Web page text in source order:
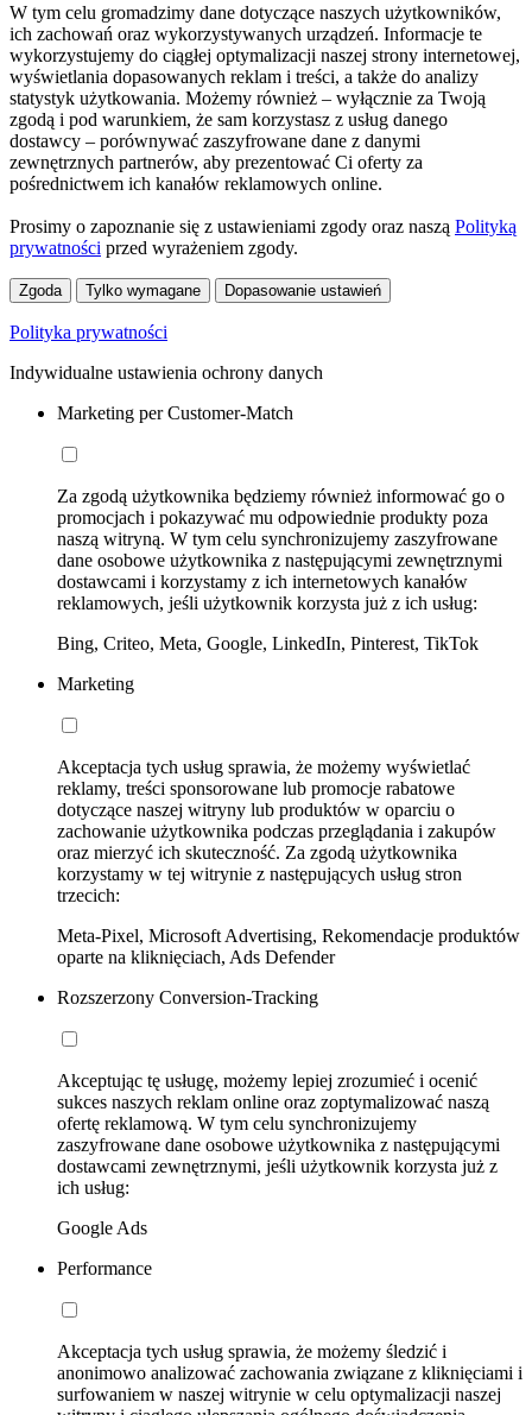
W tym celu gromadzimy dane dotyczące naszych użytkowników,
ich zachowań oraz wykorzystywanych urządzeń. Informacje te
wykorzystujemy do ciągłej optymalizacji naszej strony internetowej,
wyświetlania dopasowanych reklam i treści, a także do analizy
statystyk użytkowania. Możemy również – wyłącznie za Twoją
zgodą i pod warunkiem, że sam korzystasz z usług danego
dostawcy – porównywać zaszyfrowane dane z danymi
zewnętrznych partnerów, aby prezentować Ci oferty za
pośrednictwem ich kanałów reklamowych online.
Prosimy o zapoznanie się z ustawieniami zgody oraz naszą Polityką
prywatności przed wyrażeniem zgody.
Zgoda Tylko wymagane Dopasowanie ustawień
Polityka prywatności
Indywidualne ustawienia ochrony danych
Marketing per Customer-Match
Za zgodą użytkownika będziemy również informować go o
promocjach i pokazywać mu odpowiednie produkty poza
naszą witryną. W tym celu synchronizujemy zaszyfrowane
dane osobowe użytkownika z następującymi zewnętrznymi
dostawcami i korzystamy z ich internetowych kanałów
reklamowych, jeśli użytkownik korzysta już z ich usług:
Bing, Criteo, Meta, Google, LinkedIn, Pinterest, TikTok
Marketing
Akceptacja tych usług sprawia, że możemy wyświetlać
reklamy, treści sponsorowane lub promocje rabatowe
dotyczące naszej witryny lub produktów w oparciu o
zachowanie użytkownika podczas przeglądania i zakupów
oraz mierzyć ich skuteczność. Za zgodą użytkownika
korzystamy w tej witrynie z następujących usług stron
trzecich:
Meta-Pixel, Microsoft Advertising, Rekomendacje produktów
oparte na kliknięciach, Ads Defender
Rozszerzony Conversion-Tracking
Akceptując tę usługę, możemy lepiej zrozumieć i ocenić
sukces naszych reklam online oraz zoptymalizować naszą
ofertę reklamową. W tym celu synchronizujemy
zaszyfrowane dane osobowe użytkownika z następującymi
dostawcami zewnętrznymi, jeśli użytkownik korzysta już z
ich usług:
Google Ads
Performance
Akceptacja tych usług sprawia, że możemy śledzić i
anonimowo analizować zachowania związane z kliknięciami i
surfowaniem w naszej witrynie w celu optymalizacji naszej